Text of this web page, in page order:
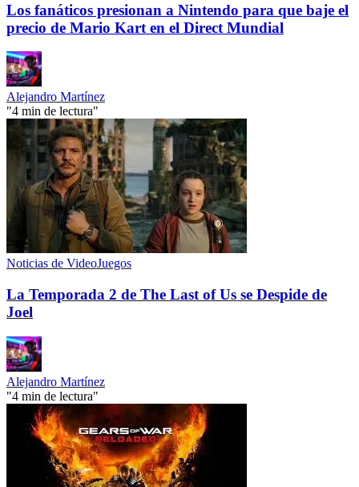
Los fanáticos presionan a Nintendo para que baje el
precio de Mario Kart en el Direct Mundial
Alejandro Martínez
"4 min de lectura"
Noticias de VideoJuegos
La Temporada 2 de The Last of Us se Despide de
Joel
Alejandro Martínez
"4 min de lectura"